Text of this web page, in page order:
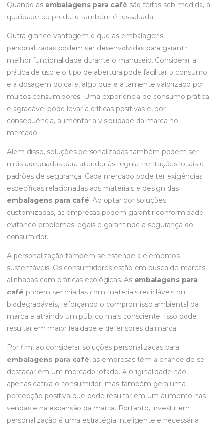
Quando as embalagens para café são feitas sob medida, a
qualidade do produto também é ressaltada.
Outra grande vantagem é que as embalagens
personalizadas podem ser desenvolvidas para garantir
melhor funcionalidade durante o manuseio. Considerar a
prática de uso e o tipo de abertura pode facilitar o consumo
e a dosagem do café, algo que é altamente valorizado por
muitos consumidores. Uma experiência de consumo prática
e agradável pode levar a críticas positivas e, por
consequência, aumentar a visibilidade da marca no
mercado.
Além disso, soluções personalizadas também podem ser
mais adequadas para atender às regulamentações locais e
padrões de segurança. Cada mercado pode ter exigências
específicas relacionadas aos materiais e design das
embalagens para café. Ao optar por soluções
customizadas, as empresas podem garantir conformidade,
evitando problemas legais e garantindo a segurança do
consumidor.
A personalização também se estende a elementos
sustentáveis. Os consumidores estão em busca de marcas
alinhadas com práticas ecológicas. As embalagens para
café podem ser criadas com materiais recicláveis ou
biodegradáveis, reforçando o compromisso ambiental da
marca e atraindo um público mais consciente. Isso pode
resultar em maior lealdade e defensores da marca.
Por fim, ao considerar soluções personalizadas para
embalagens para café, as empresas têm a chance de se
destacar em um mercado lotado. A originalidade não
apenas cativa o consumidor, mas também gera uma
percepção positiva que pode resultar em um aumento nas
vendas e na expansão da marca. Portanto, investir em
personalização é uma estratégia inteligente e necessária